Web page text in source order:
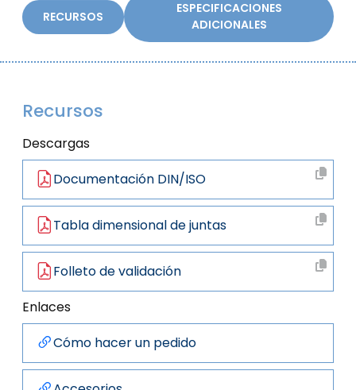
RECURSOS
ESPECIFICACIONES
ADICIONALES
Recursos
Descargas
Documentación DIN/ISO
Tabla dimensional de juntas
Folleto de validación
Enlaces
Cómo hacer un pedido